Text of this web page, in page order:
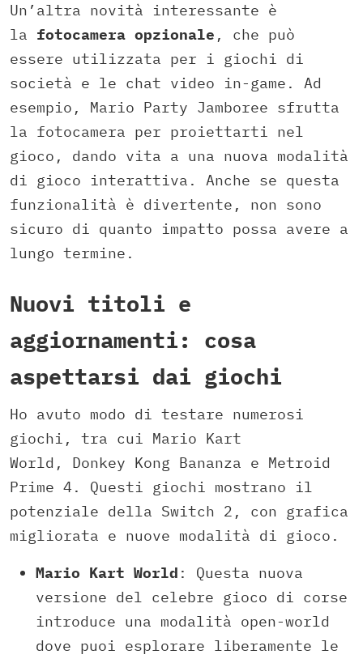
Un’altra novità interessante è
la fotocamera opzionale , che può
essere utilizzata per i giochi di
società e le chat video in-game. Ad
esempio, Mario Party Jamboree sfrutta
la fotocamera per proiettarti nel
gioco, dando vita a una nuova modalità
di gioco interattiva. Anche se questa
funzionalità è divertente, non sono
sicuro di quanto impatto possa avere a
lungo termine.
Nuovi titoli e
aggiornamenti: cosa
aspettarsi dai giochi
Ho avuto modo di testare numerosi
giochi, tra cui Mario Kart
World, Donkey Kong Bananza e Metroid
Prime 4. Questi giochi mostrano il
potenziale della Switch 2, con grafica
migliorata e nuove modalità di gioco.
Mario Kart World : Questa nuova
versione del celebre gioco di corse
introduce una modalità open-world
dove puoi esplorare liberamente le